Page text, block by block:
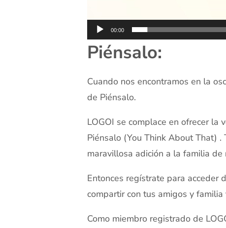
00:00
Piénsalo:
Cuando nos encontramos en la
de Piénsalo.
LOGOI se complace en ofrecer
Piénsalo (You Think About That)
maravillosa adición a la familia de
Entonces regístrate para acceder
compartir con tus amigos y familia
Como miembro registrado de